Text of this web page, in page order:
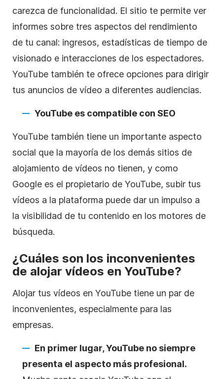
carezca de funcionalidad. El sitio te permite ver
informes sobre tres aspectos del rendimiento
de tu canal: ingresos, estadísticas de tiempo de
visionado e interacciones de los espectadores.
YouTube también te ofrece opciones para dirigir
tus anuncios de vídeo a diferentes audiencias.
YouTube es compatible con SEO
YouTube también tiene un importante aspecto
social que la mayoría de los demás sitios de
alojamiento de vídeos no tienen, y como
Google es el propietario de YouTube, subir tus
vídeos a la plataforma puede dar un impulso a
la visibilidad de tu contenido en los motores de
búsqueda.
¿Cuáles son los inconvenientes
de alojar vídeos en YouTube?
Alojar tus vídeos en YouTube tiene un par de
inconvenientes, especialmente para las
empresas.
En primer lugar,YouTube no siempre
presenta el aspecto más profesional.